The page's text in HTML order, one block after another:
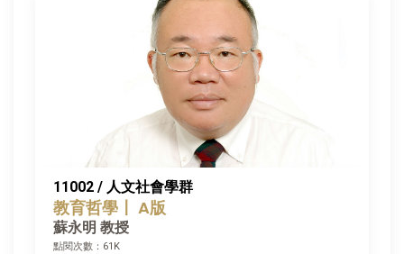
11002 / 人文社會學群
教育哲學〡 A版
蘇永明 教授
點閱次數：61K